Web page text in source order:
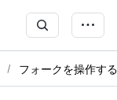
フォークを操作する